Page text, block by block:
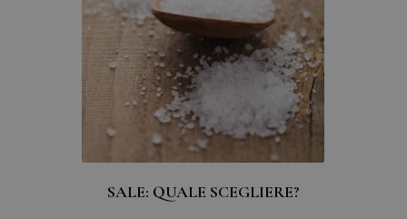
SALE: QUALE SCEGLIERE?